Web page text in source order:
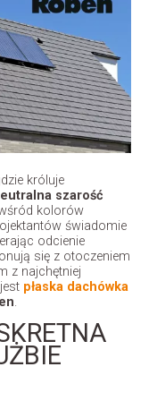
króluje
szarość
kolorów
świadomie
odcienie
się z otoczeniem
z najchętniej
płaska dachówka
.